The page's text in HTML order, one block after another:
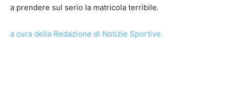
a prendere sul serio la matricola terribile.
a cura della Redazione di Notizie Sportive